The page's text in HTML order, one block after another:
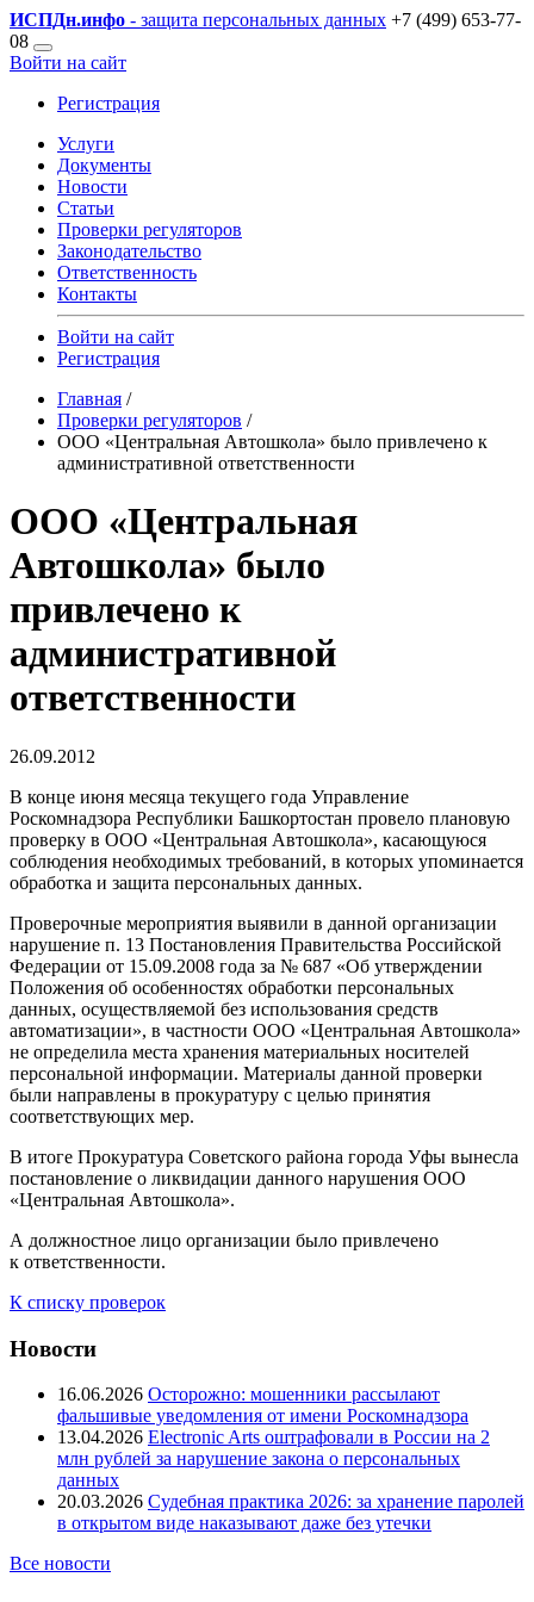
ИСПДн.инфо - защита персональных данных +7 (499) 653-77-
08
Войти на сайт
Регистрация
Услуги
Документы
Новости
Статьи
Проверки регуляторов
Законодательство
Ответственность
Контакты
Войти на сайт
Регистрация
Главная /
Проверки регуляторов /
ООО «Центральная Автошкола» было привлечено к
административной ответственности
ООО «Центральная
Автошкола» было
привлечено к
административной
ответственности
26.09.2012
В конце июня месяца текущего года Управление
Роскомнадзора Республики Башкортостан провело плановую
проверку в ООО «Центральная Автошкола», касающуюся
соблюдения необходимых требований, в которых упоминается
обработка и защита персональных данных.
Проверочные мероприятия выявили в данной организации
нарушение п. 13 Постановления Правительства Российской
Федерации от 15.09.2008 года за № 687 «Об утверждении
Положения об особенностях обработки персональных
данных, осуществляемой без использования средств
автоматизации», в частности ООО «Центральная Автошкола»
не определила места хранения материальных носителей
персональной информации. Материалы данной проверки
были направлены в прокуратуру с целью принятия
соответствующих мер.
В итоге Прокуратура Советского района города Уфы вынесла
постановление о ликвидации данного нарушения ООО
«Центральная Автошкола».
А должностное лицо организации было привлечено
к ответственности.
К списку проверок
Новости
16.06.2026 Осторожно: мошенники рассылают
фальшивые уведомления от имени Роскомнадзора
13.04.2026 Electronic Arts оштрафовали в России на 2
млн рублей за нарушение закона о персональных
данных
20.03.2026 Судебная практика 2026: за хранение паролей
в открытом виде наказывают даже без утечки
Все новости